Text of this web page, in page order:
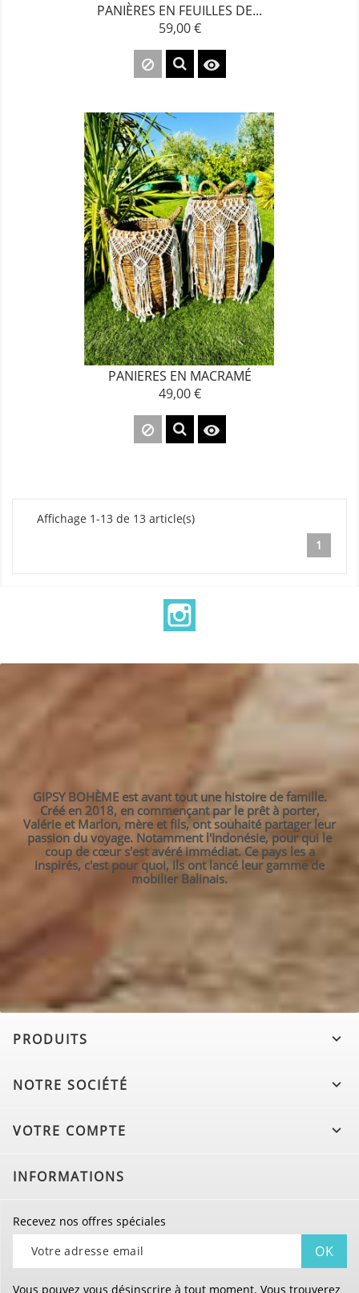
PANIÈRES EN FEUILLES DE...
Prix
59,00 €

PANIERES EN MACRAMÉ
Prix
49,00 €

Affichage 1-13 de 13 article(s)
1
GIPSY BOHÈME est avant tout une histoire de famille.
Créé en 2018, en commençant par le prêt à porter,
Valérie et Marlon, mère et fils, ont souhaité partager leur
passion du voyage. Notamment l'Indonésie, pour qui le
coup de cœur s'est avéré immédiat. Ce pays les a
inspirés, c'est pour quoi, ils ont lancé leur gamme de
mobilier Balinais.
PRODUITS 
NOTRE SOCIÉTÉ 
VOTRE COMPTE 
INFORMATIONS
Recevez nos offres spéciales
Vous pouvez vous désinscrire à tout moment. Vous trouverez